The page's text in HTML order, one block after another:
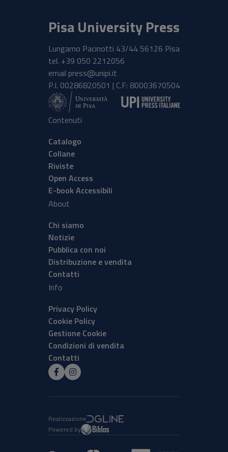
Pisa University Press
Lungarno Pacinotti 43/44 56126 Pisa
tel. +39 050 2212056
email press@unipi.it
P.I. 00286820501 | C.F: 80003670504
Contenuti
Catalogo
Collane
Riviste
Open Access
E-book Accessibili
About
Chi siamo
Notizie
Pubblica con noi
Distribuzione e vendita
Contatti
Info
Privacy Policy
Cookie Policy
Gestione Cookie
Condizioni di vendita
Contatti
Realizzazione
Powered by